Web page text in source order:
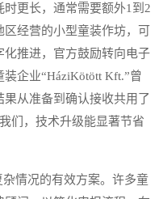
更长，通常需要额外1到2
经营的小型童装作坊，可
推进，官方鼓励转向电子
企业“HáziKötött Kft.”曾
从准备到确认接收共用了
们，技术升级能显著节省
情况的有效方案。许多童